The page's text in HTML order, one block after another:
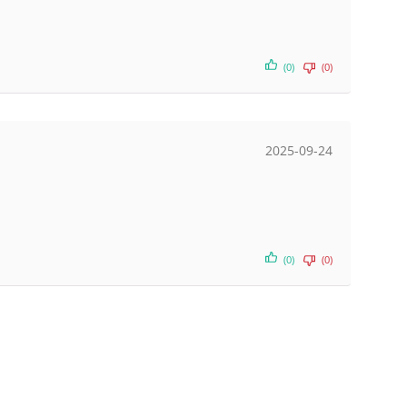
(0) (0)
2025-09-24
(0) (0)